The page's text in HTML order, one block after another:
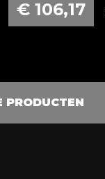
€ 106,17
PRODUCTEN